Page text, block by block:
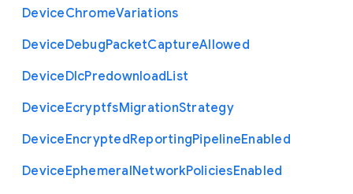
DeviceChromeVariations
DeviceDebugPacketCaptureAllowed
DeviceDlcPredownloadList
DeviceEcryptfsMigrationStrategy
DeviceEncryptedReportingPipelineEnabled
DeviceEphemeralNetworkPoliciesEnabled